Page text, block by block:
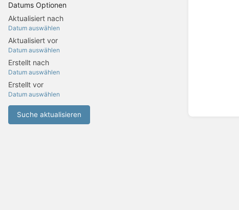
Datums Optionen
Aktualisiert nach
Datum auswählen
Aktualisiert vor
Datum auswählen
Erstellt nach
Datum auswählen
Erstellt vor
Datum auswählen
Suche aktualisieren